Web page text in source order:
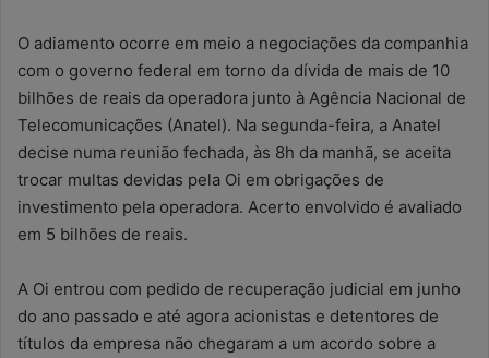
O adiamento ocorre em meio a negociações da companhia
com o governo federal em torno da dívida de mais de 10
bilhões de reais da operadora junto à Agência Nacional de
Telecomunicações (Anatel). Na segunda-feira, a Anatel
decise numa reunião fechada, às 8h da manhã, se aceita
trocar multas devidas pela Oi em obrigações de
investimento pela operadora. Acerto envolvido é avaliado
em 5 bilhões de reais.
A Oi entrou com pedido de recuperação judicial em junho
do ano passado e até agora acionistas e detentores de
títulos da empresa não chegaram a um acordo sobre a